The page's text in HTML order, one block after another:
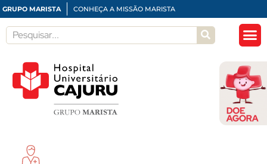
GRUPO MARISTA CONHEÇA A MISSÃO MARISTA